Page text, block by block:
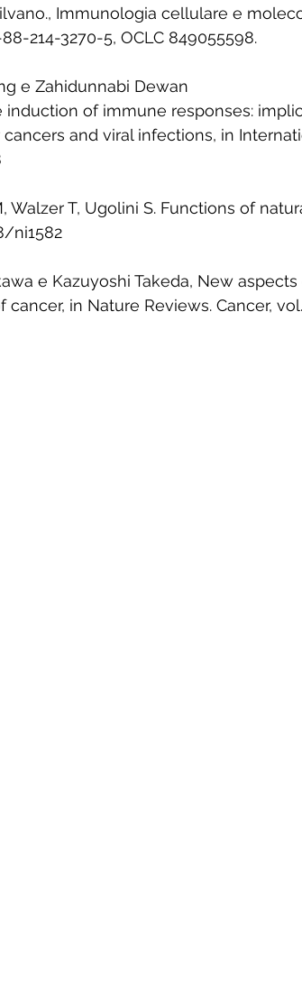
Immunologia cellulare e
214-3270-5, OCLC 849055598.
e Zahidunnabi Dewan
of immune responses:
and viral infections, in
Walzer T, Ugolini S. Functions of
ni1582
e Kazuyoshi Takeda, New
in Nature Reviews. Cancer, vol.